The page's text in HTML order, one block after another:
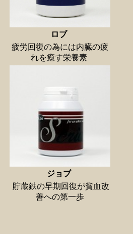
ロブ
疲労回復の為には内臓の疲
れを癒す栄養素
ジョブ
貯蔵鉄の早期回復が貧血改
善への第一歩